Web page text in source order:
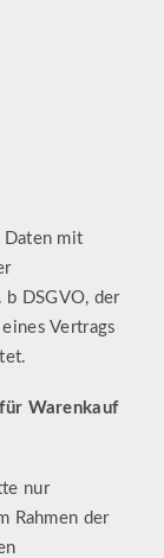
Daten mit
DSGVO, der
Vertrags
Warenkauf
nur
Rahmen der